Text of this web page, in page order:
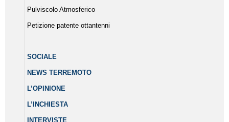
Pulviscolo Atmosferico
Petizione patente ottantenni
SOCIALE
NEWS TERREMOTO
L’OPINIONE
L’INCHIESTA
INTERVISTE